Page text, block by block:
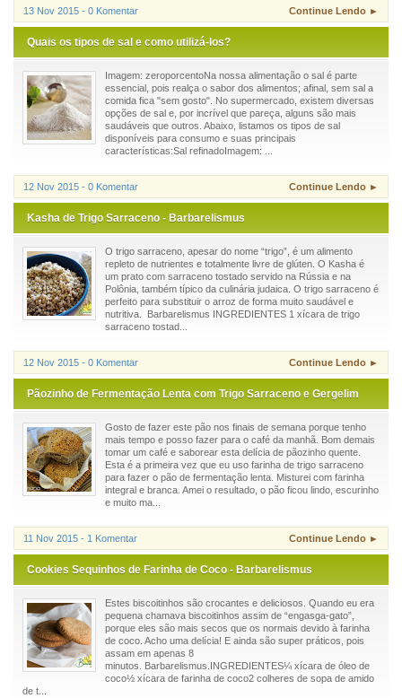
13 Nov 2015 - 0 Komentar Continue Lendo ►
Quais os tipos de sal e como utilizá-los?
Imagem: zeroporcentoNa nossa alimentação o sal é parte
essencial, pois realça o sabor dos alimentos; afinal, sem sal a
comida fica "sem gosto". No supermercado, existem diversas
opções de sal e, por incrível que pareça, alguns são mais
saudáveis que outros. Abaixo, listamos os tipos de sal
disponíveis para consumo e suas principais
características:Sal refinadoImagem: ...
12 Nov 2015 - 0 Komentar Continue Lendo ►
Kasha de Trigo Sarraceno - Barbarelismus
O trigo sarraceno, apesar do nome “trigo”, é um alimento
repleto de nutrientes e totalmente livre de glúten. O Kasha é
um prato com sarraceno tostado servido na Rússia e na
Polônia, também típico da culinária judaica. O trigo sarraceno é
perfeito para substituir o arroz de forma muito saudável e
nutritiva. Barbarelismus INGREDIENTES 1 xícara de trigo
sarraceno tostad...
12 Nov 2015 - 0 Komentar Continue Lendo ►
Pãozinho de Fermentação Lenta com Trigo Sarraceno e Gergelim
Gosto de fazer este pão nos finais de semana porque tenho
mais tempo e posso fazer para o café da manhã. Bom demais
tomar um café e saborear esta delícia de pãozinho quente.
Esta é a primeira vez que eu uso farinha de trigo sarraceno
para fazer o pão de fermentação lenta. Misturei com farinha
integral e branca. Amei o resultado, o pão ficou lindo, escurinho
e muito ma...
11 Nov 2015 - 1 Komentar Continue Lendo ►
Cookies Sequinhos de Farinha de Coco - Barbarelismus
Estes biscoitinhos são crocantes e deliciosos. Quando eu era
pequena chamava biscoitinhos assim de “engasga-gato”,
porque eles são mais secos que os normais devido à farinha
de coco. Acho uma delícia! E ainda são super práticos, pois
assam em apenas 8
minutos. Barbarelismus.INGREDIENTES¼ xícara de óleo de
coco½ xícara de farinha de coco2 colheres de sopa de amido
de t...